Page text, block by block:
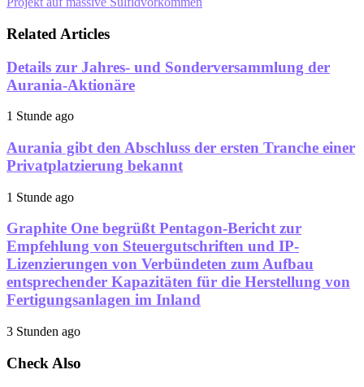
Related Articles
Details zur Jahres- und Sonderversammlung der
Aurania-Aktionäre
1 Stunde ago
Aurania gibt den Abschluss der ersten Tranche einer
Privatplatzierung bekannt
1 Stunde ago
Graphite One begrüßt Pentagon-Bericht zur
Empfehlung von Steuergutschriften und IP-
Lizenzierungen von Verbündeten zum Aufbau
entsprechender Kapazitäten für die Herstellung von
Fertigungsanlagen im Inland
3 Stunden ago
Check Also